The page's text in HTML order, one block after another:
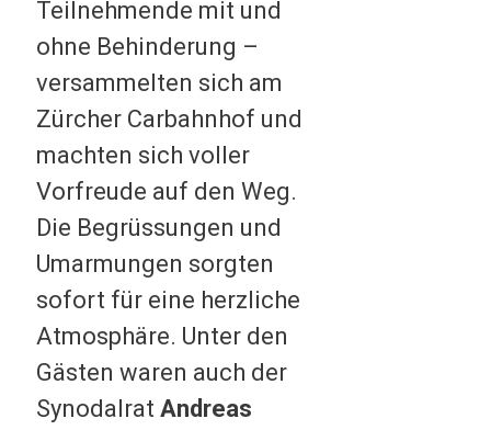
Teilnehmende mit und
ohne Behinderung –
versammelten sich am
Zürcher Carbahnhof und
machten sich voller
Vorfreude auf den Weg.
Die Begrüssungen und
Umarmungen sorgten
sofort für eine herzliche
Atmosphäre. Unter den
Gästen waren auch der
Synodalrat Andreas